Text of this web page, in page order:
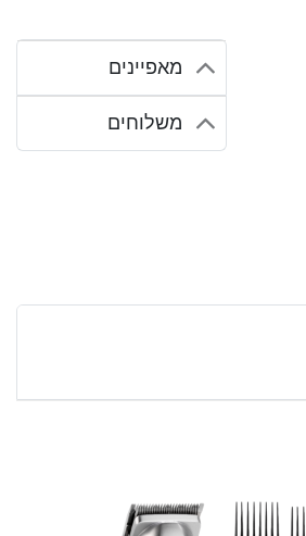
מוליכי חיתוך לאורכים שונים
מגמישות מרבית בעיצוב
מאפיינים
משלוחים